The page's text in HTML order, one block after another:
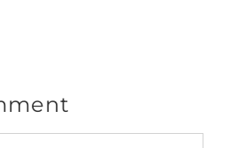
especializada?